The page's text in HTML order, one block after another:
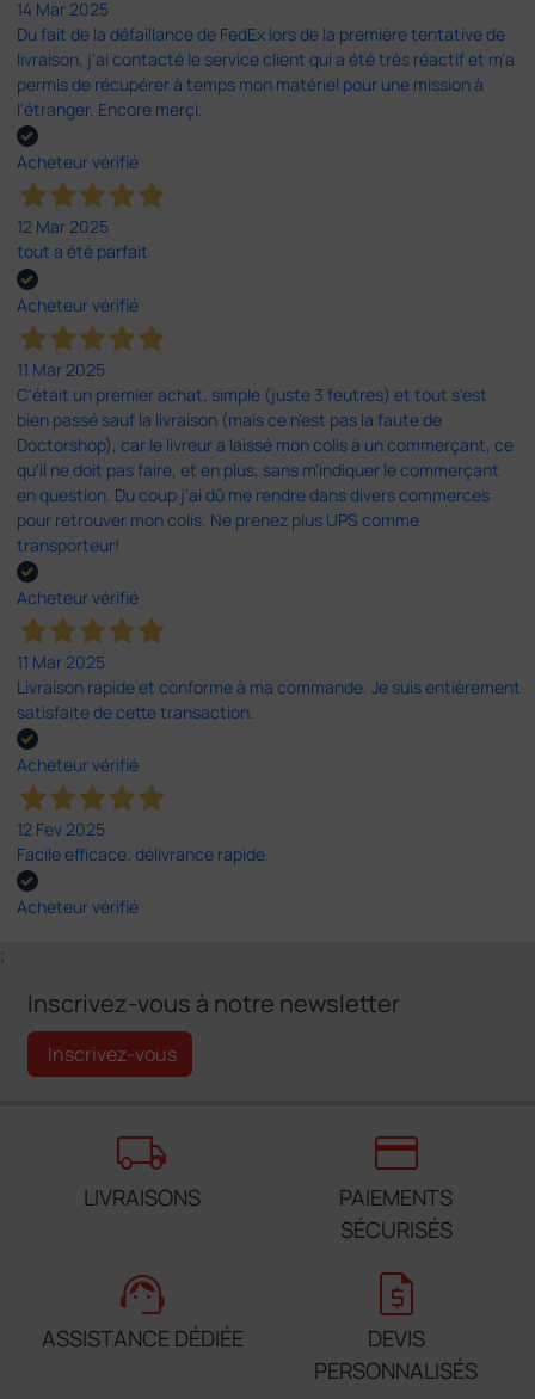
14 Mar 2025
Du fait de la défaillance de FedEx lors de la première tentative de
livraison, j'ai contacté le service client qui a été très réactif et m'a
permis de récupérer à temps mon matériel pour une mission à
l'étranger. Encore merçi.
Acheteur vérifié
12 Mar 2025
tout a été parfait
Acheteur vérifié
11 Mar 2025
C'était un premier achat, simple (juste 3 feutres) et tout s'est
bien passé sauf la livraison (mais ce n'est pas la faute de
Doctorshop), car le livreur a laissé mon colis à un commerçant, ce
qu'il ne doit pas faire, et en plus, sans m'indiquer le commerçant
en question. Du coup j'ai dû me rendre dans divers commerces
pour retrouver mon colis. Ne prenez plus UPS comme
transporteur!
Acheteur vérifié
11 Mar 2025
Livraison rapide et conforme à ma commande. Je suis entièrement
satisfaite de cette transaction.
Acheteur vérifié
12 Fev 2025
Facile efficace. délivrance rapide.
Acheteur vérifié
;
Inscrivez-vous à notre newsletter
Inscrivez-vous
local_shipping
LIVRAISONS
credit_card
PAIEMENTS
SÉCURISÉS
support_agent
ASSISTANCE DÉDIÉE
request_quote
DEVIS
PERSONNALISÉS